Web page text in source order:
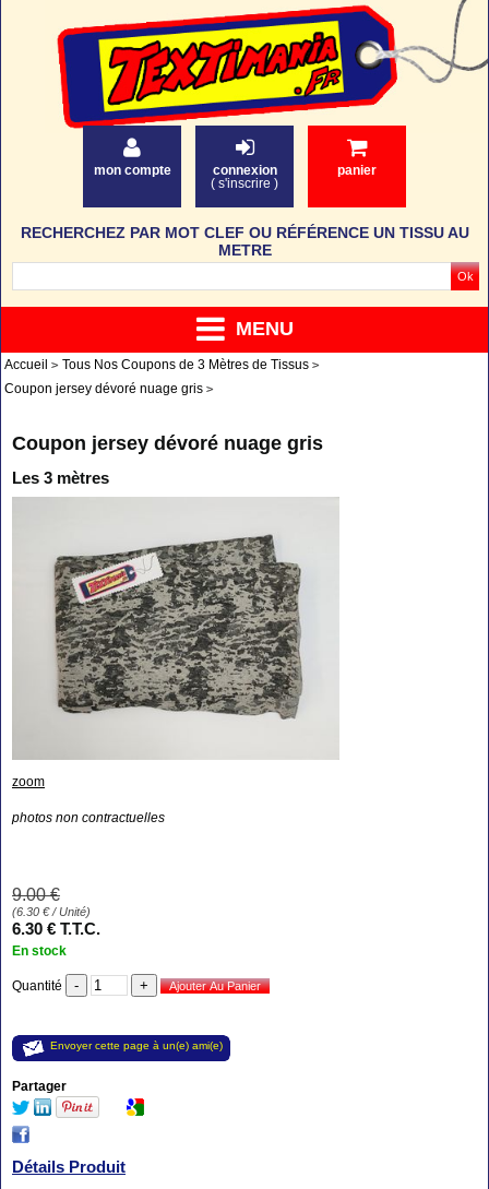
mon compte
connexion
( s'inscrire )
panier
MENU
RECHERCHEZ PAR MOT CLEF OU RÉFÉRENCE UN TISSU AU
METRE
Accueil
Tous Nos Coupons de 3 Mètres de Tissus
Coupon jersey dévoré nuage gris
Coupon jersey dévoré nuage gris
Les 3 mètres
zoom
photos non contractuelles
9.00 €
(6.30 €/ Unité)
6.30 € T.T.C.
En stock
Quantité
Envoyer cette page à un(e) ami(e)
Partager
Détails Produit